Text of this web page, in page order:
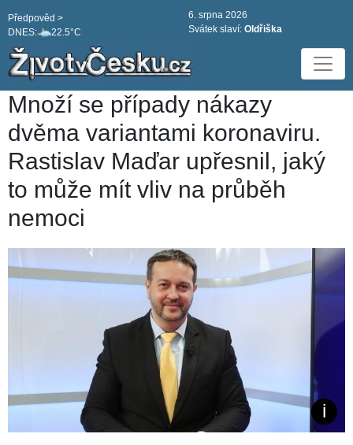
DNES: 22.5°C
Předpověd >
6. srpna 2026
Svátek slaví: Oldřiška
Množí se případy nákazy
dvěma variantami koronaviru.
Rastislav Maďar upřesnil, jaký
to může mít vliv na průběh
nemoci